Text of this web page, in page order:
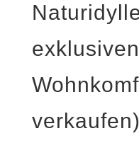
exklusiven
verkaufen)